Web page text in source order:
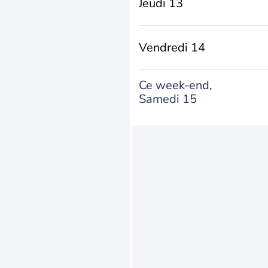
Jeudi 13
Vendredi 14
Ce week-end,
Samedi 15